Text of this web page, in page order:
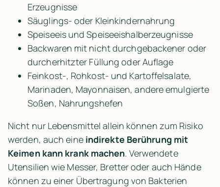
Erzeugnisse
Säuglings- oder Kleinkindernahrung
Speiseeis und Speiseeishalberzeugnisse
Backwaren mit nicht durchgebackener oder
durcherhitzter Füllung oder Auflage
Feinkost-, Rohkost- und Kartoffelsalate,
Marinaden, Mayonnaisen, andere emulgierte
Soßen, Nahrungshefen
Nicht nur Lebensmittel allein können zum Risiko
werden, auch eine indirekte Berührung mit
Keimen kann krank machen. Verwendete
Utensilien wie Messer, Bretter oder auch Hände
können zu einer Übertragung von Bakterien